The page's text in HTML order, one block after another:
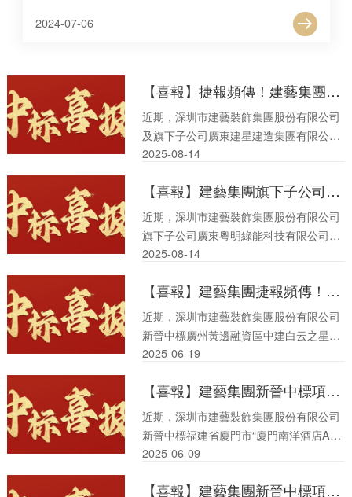
-06
2024-07
深圳市中醫院光明院區一期項目建筑裝修裝飾工程施工II標
優勢和施工水準再獲行業肯定。
-14
2025-08
【喜報】捷報頻傳！建藝集團及旗下家子公司相繼中標多項目，總價逾3.5億元
近期，深圳市建藝裝飾集團股份有限公司
及旗下子公司廣東建星建造集團有限公
司、建藝集團香港有限公司、廣東建藝建
有限公司中標捷報頻傳，接連中標多項
目，總價逾3.59億元。
-14
2025-08
【喜報】建藝集團旗下子公司粵明綠能接連中標兩大醫院唯一指定售電服務單位，總售電量35000MWH（兆瓦時）
近期，深圳市建藝裝飾集團股份有限公司
旗下子公司廣東粵明綠能科技有限公司接
連中標陽春市人民醫院、珠海市第三人民
35000MWH（兆瓦時）。
-19
2025-06
【喜報】建藝集團捷報頻傳！新晉中標項目總價逾5277萬元
近期，深圳市建藝裝飾集團股份有限公司
新晉中標廣州黃邊融資區中建白云之星大
區精裝工程（三標段），總價逾5277萬
-09
2025-06
【喜報】建藝集團新晉中標項目，總價逾3182萬元
近期，深圳市建藝裝飾集團股份有限公司
新晉中標福建省廈門市“廈門南洋酒店A棟
（威斯汀酒店）客房區室內裝修工程”，總
【喜報】建藝集團新晉中標項目，總價逾3453萬元